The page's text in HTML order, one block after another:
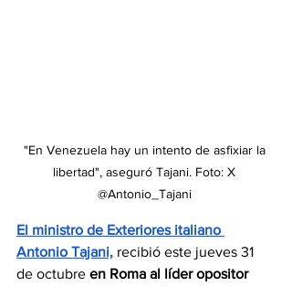
"En Venezuela hay un intento de asfixiar la
libertad", aseguró Tajani. Foto: X
@Antonio_Tajani
El ministro de Exteriores italiano
Antonio Tajani, recibió este jueves 31
de octubre en Roma al líder opositor